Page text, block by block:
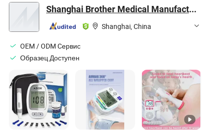
Shanghai Brother Medical Manufacturer Co., Ltd.
Shanghai, China
OEM / ODM Cервис
Образец Доступен